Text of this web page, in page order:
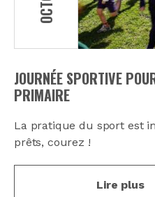
JOURNÉE SPORTIVE
PRIMAIRE
La pratique du sport est
prêts, courez !
Lire plus